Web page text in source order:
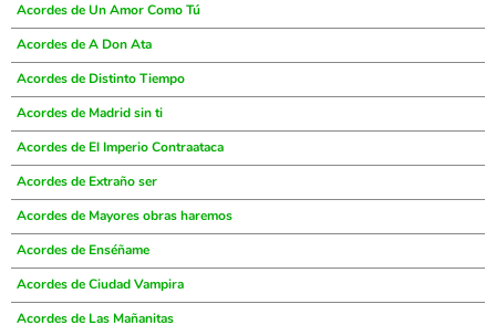
Acordes de Un Amor Como Tú
Acordes de A Don Ata
Acordes de Distinto Tiempo
Acordes de Madrid sin ti
Acordes de El Imperio Contraataca
Acordes de Extraño ser
Acordes de Mayores obras haremos
Acordes de Enséñame
Acordes de Ciudad Vampira
Acordes de Las Mañanitas